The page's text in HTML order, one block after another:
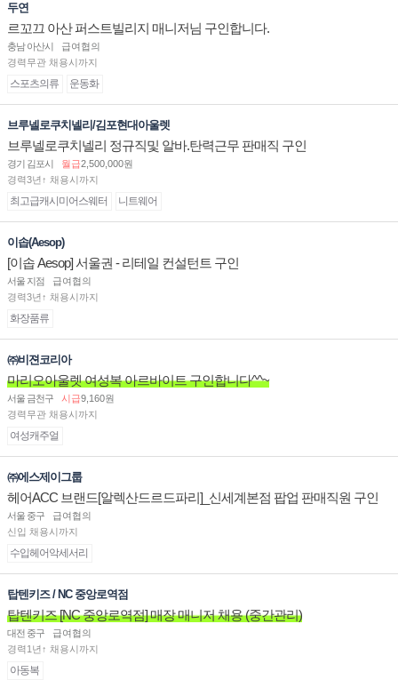
두연
르꼬끄 아산 퍼스트빌리지 매니저님 구인합니다.
충남 아산시
급여협의
경력무관 채용시까지
스포츠의류 운동화
브루넬로쿠치넬리/김포현대아울렛
브루넬로쿠치넬리 정규직및 알바.탄력근무 판매직 구인
경기 김포시 월급2,500,000원
경력3년↑ 채용시까지
최고급캐시미어스웨터 니트웨어
이솝(Aesop)
[이솝 Aesop] 서울권 - 리테일 컨설턴트 구인
서울 지점
급여협의
경력3년↑ 채용시까지
화장품류
㈜비젼코리아
마리오아울렛 여성복 아르바이트 구인합니다^^~
서울 금천구 시급9,160원
경력무관 채용시까지
여성캐주얼
㈜에스제이그룹
헤어ACC 브랜드[알렉산드르드파리]_신세계본점 팝업 판매직원 구인
서울 중구
급여협의
신입 채용시까지
수입헤어악세서리
탑텐키즈 / NC 중앙로역점
탑텐키즈 [NC 중앙로역점] 매장 매니저 채용 (중간관리)
대전 중구
급여협의
경력1년↑ 채용시까지
아동복